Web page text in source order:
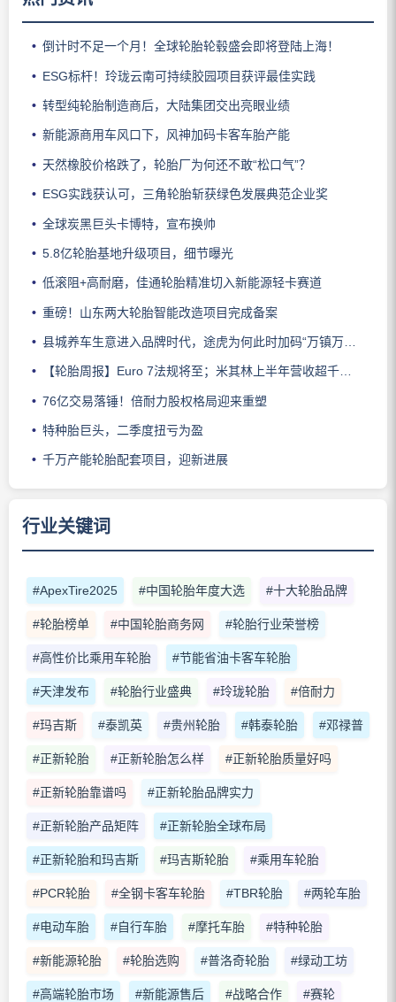
倒计时不足一个月！全球轮胎轮毂盛会即将登陆上海！
ESG标杆！玲珑云南可持续胶园项目获评最佳实践
转型纯轮胎制造商后，大陆集团交出亮眼业绩
新能源商用车风口下，风神加码卡客车胎产能
天然橡胶价格跌了，轮胎厂为何还不敢“松口气”？
ESG实践获认可，三角轮胎斩获绿色发展典范企业奖
全球炭黑巨头卡博特，宣布换帅
5.8亿轮胎基地升级项目，细节曝光
低滚阻+高耐磨，佳通轮胎精准切入新能源轻卡赛道
重磅！山东两大轮胎智能改造项目完成备案
县城养车生意进入品牌时代，途虎为何此时加码“万镇万店”？
【轮胎周报】Euro 7法规将至；米其林上半年营收超千亿；倍耐力上半年盈利稳增；龙星炭黑斩获欧洲近万吨订单
76亿交易落锤！倍耐力股权格局迎来重塑
特种胎巨头，二季度扭亏为盈
千万产能轮胎配套项目，迎新进展
行业关键词
#ApexTire2025 #中国轮胎年度大选 #十大轮胎品牌
#轮胎榜单 #中国轮胎商务网 #轮胎行业荣誉榜
#高性价比乘用车轮胎 #节能省油卡客车轮胎
#天津发布 #轮胎行业盛典 #玲珑轮胎 #倍耐力
#玛吉斯 #泰凯英 #贵州轮胎 #韩泰轮胎 #邓禄普
#正新轮胎 #正新轮胎怎么样 #正新轮胎质量好吗
#正新轮胎靠谱吗 #正新轮胎品牌实力
#正新轮胎产品矩阵 #正新轮胎全球布局
#正新轮胎和玛吉斯 #玛吉斯轮胎 #乘用车轮胎
#PCR轮胎 #全钢卡客车轮胎 #TBR轮胎 #两轮车胎
#电动车胎 #自行车胎 #摩托车胎 #特种轮胎
#新能源轮胎 #轮胎选购 #普洛奇轮胎 #绿动工坊
#高端轮胎市场 #新能源售后 #战略合作 #赛轮